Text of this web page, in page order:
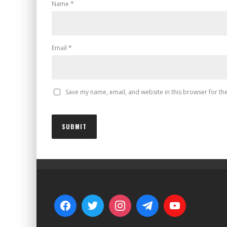
Name *
Email *
Save my name, email, and website in this browser for